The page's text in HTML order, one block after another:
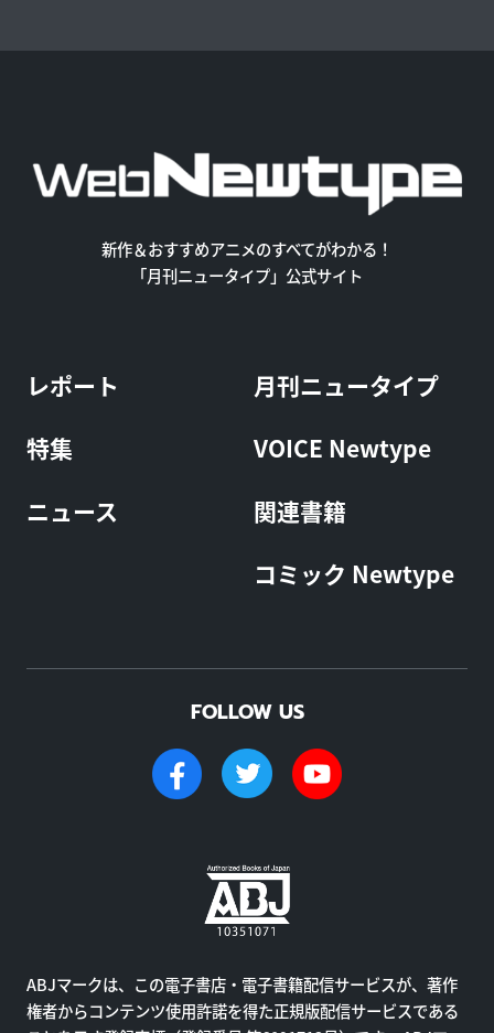
新作＆おすすめアニメのすべてがわかる！
「月刊ニュータイプ」公式サイト
レポート
特集
ニュース
月刊ニュータイプ
VOICE Newtype
関連書籍
コミック Newtype
FOLLOW US
ABJマークは、この電子書店・電子書籍配信サービスが、著作
権者からコンテンツ使用許諾を得た正規版配信サービスである